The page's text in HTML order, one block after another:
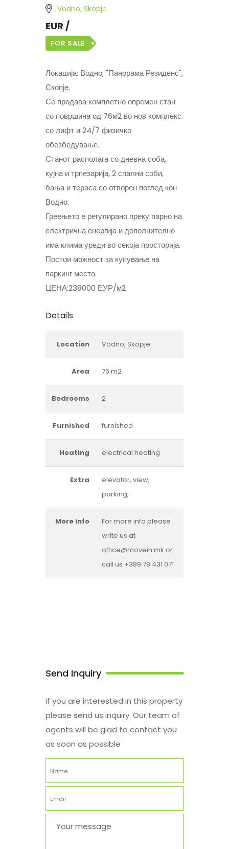
Vodno, Skopje
EUR /
FOR SALE
Локација: Водно, "Панорама Резиденс",
Скопје.
Се продава комплетно опремен стан
со површина од 76м2 во нов комплекс
со лифт и 24/7 физичко
обезбедување.
Станот располага со дневна соба,
кујна и трпезарија, 2 спални соби,
бања и тераса со отворен поглед кон
Водно.
Греењето е регулирано преку парно на
електрична енергија и дополнително
има клима уреди во секоја просторија.
Постои можност за купување на
паркинг место.
ЦЕНА:238000 ЕУР/м2
Details
Location Vodno, Skopje
Area 76 m2
Bedrooms 2
Furnished furnished
Heating electrical heating
Extra
elevator, view,
parking,
More Info
For more info please
write us at
office@movein.mk or
call us +389 78 431 071
Send Inquiry
If you are interested in this property
please send us inquiry. Our team of
agents will be glad to contact you
as soon as possible